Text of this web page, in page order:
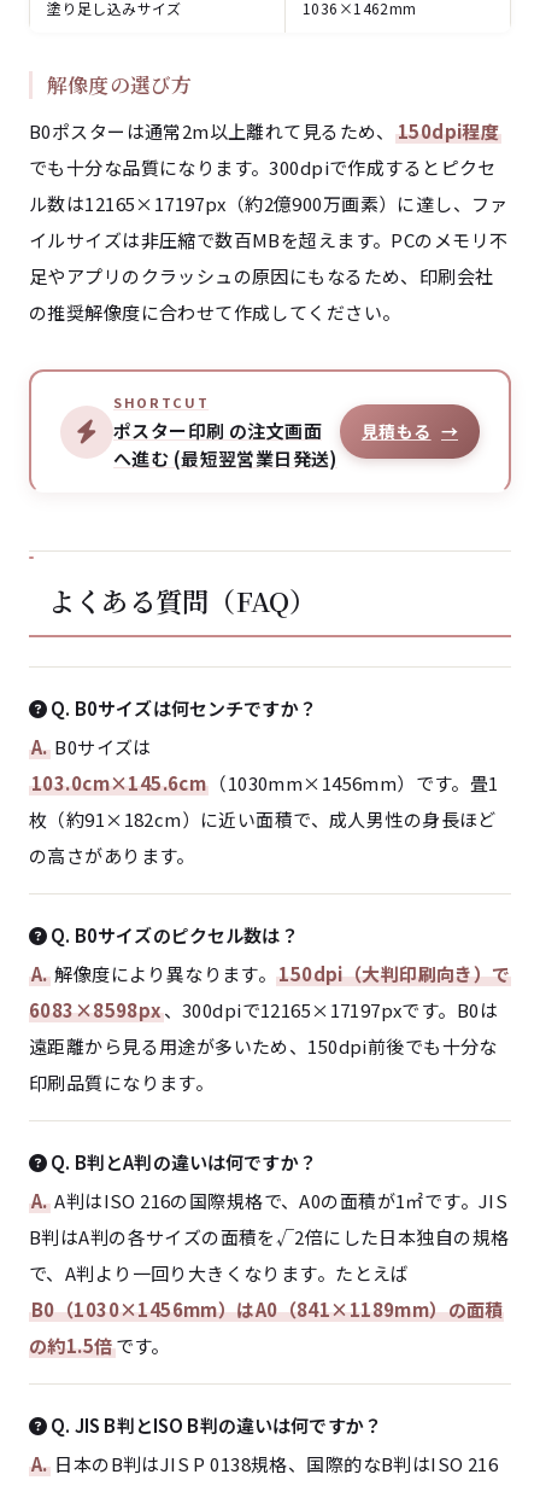
塗り足し込みサイズ 1036×1462mm
解像度の選び方
B0ポスターは通常2m以上離れて見るため、 150dpi程度
でも十分な品質になります。300dpiで作成するとピクセ
ル数は12165×17197px（約2億900万画素）に達し、ファ
イルサイズは非圧縮で数百MBを超えます。PCのメモリ不
足やアプリのクラッシュの原因にもなるため、印刷会社
の推奨解像度に合わせて作成してください。
SHORTCUT
ポスター印刷 の注文画面
へ進む (最短翌営業日発送)
見積もる →
よくある質問（FAQ）
Q. B0サイズは何センチですか？
A.B0サイズは
103.0cm×145.6cm （1030mm×1456mm）です。畳1
枚（約91×182cm）に近い面積で、成人男性の身長ほど
の高さがあります。
Q. B0サイズのピクセル数は？
A.解像度により異なります。150dpi（大判印刷向き）で
6083×8598px、300dpiで12165×17197pxです。B0は
遠距離から見る用途が多いため、150dpi前後でも十分な
印刷品質になります。
Q. B判とA判の違いは何ですか？
A.A判はISO 216の国際規格で、A0の面積が1㎡です。JIS
B判はA判の各サイズの面積を√2倍にした日本独自の規格
で、A判より一回り大きくなります。たとえば
B0（1030×1456mm）はA0（841×1189mm）の面積
の約1.5倍です。
Q. JIS B判とISO B判の違いは何ですか？
A.日本のB判はJIS P 0138規格、国際的なB判はISO 216